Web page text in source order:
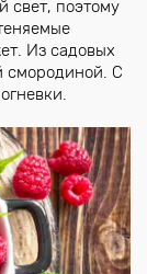
свет, поэтому
Из садовых
смородиной. С